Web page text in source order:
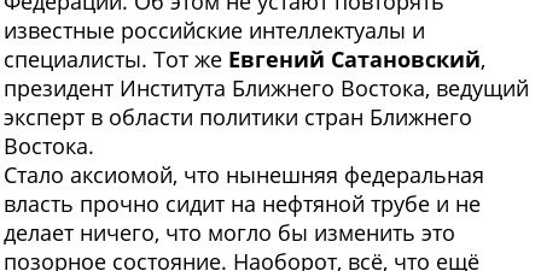
известные российские интеллектуалы и
специалисты. Тот же Евгений Сатановский,
президент Института Ближнего Востока, ведущий
эксперт в области политики стран Ближнего
Востока.
Стало аксиомой, что нынешняя федеральная
власть прочно сидит на нефтяной трубе и не
делает ничего, что могло бы изменить это
позорное состояние. Наоборот, всё, что ещё